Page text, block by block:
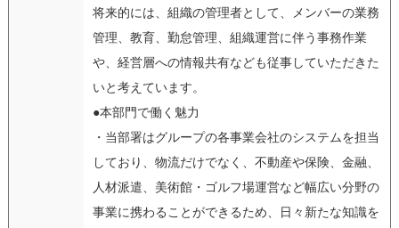
将来的には、組織の管理者として、メンバーの業務
管理、教育、勤怠管理、組織運営に伴う事務作業
や、経営層への情報共有なども従事していただきた
いと考えています。
●本部門で働く魅力
・当部署はグループの各事業会社のシステムを担当
しており、物流だけでなく、不動産や保険、金融、
人材派遣、美術館・ゴルフ場運営など幅広い分野の
事業に携わることができるため、日々新たな知識を